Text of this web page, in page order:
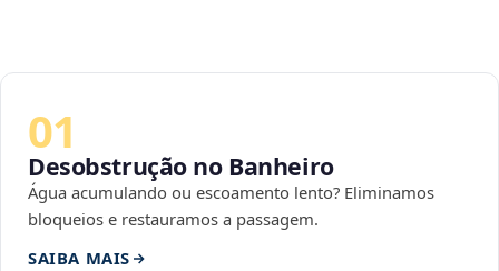
01
Desobstrução no Banheiro
Água acumulando ou escoamento lento? Eliminamos
bloqueios e restauramos a passagem.
SAIBA MAIS